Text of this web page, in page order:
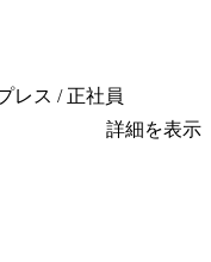
レス / 正社員
詳細を表示